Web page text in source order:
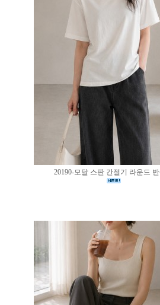
20190-모달 스판 간절기 라운드 반